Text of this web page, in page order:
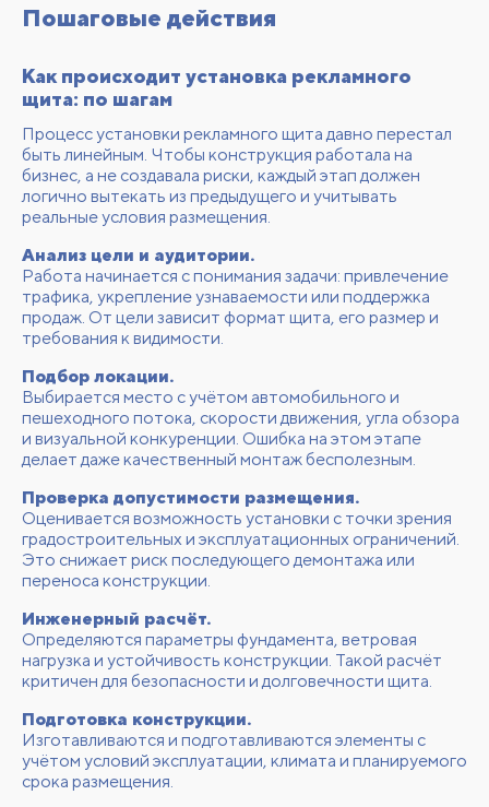
Пошаговые действия
Как происходит установка рекламного
щита: по шагам
Процесс установки рекламного щита давно перестал
быть линейным. Чтобы конструкция работала на
бизнес, а не создавала риски, каждый этап должен
логично вытекать из предыдущего и учитывать
реальные условия размещения.
Анализ цели и аудитории.
Работа начинается с понимания задачи: привлечение
трафика, укрепление узнаваемости или поддержка
продаж. От цели зависит формат щита, его размер и
требования к видимости.
Подбор локации.
Выбирается место с учётом автомобильного и
пешеходного потока, скорости движения, угла обзора
и визуальной конкуренции. Ошибка на этом этапе
делает даже качественный монтаж бесполезным.
Проверка допустимости размещения.
Оценивается возможность установки с точки зрения
градостроительных и эксплуатационных ограничений.
Это снижает риск последующего демонтажа или
переноса конструкции.
Инженерный расчёт.
Определяются параметры фундамента, ветровая
нагрузка и устойчивость конструкции. Такой расчёт
критичен для безопасности и долговечности щита.
Подготовка конструкции.
Изготавливаются и подготавливаются элементы с
учётом условий эксплуатации, климата и планируемого
срока размещения.